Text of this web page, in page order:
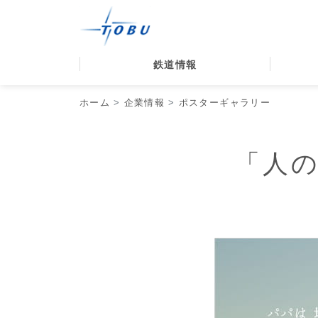
鉄道情報
ホーム 企業情報 ポスターギャラリー
「人